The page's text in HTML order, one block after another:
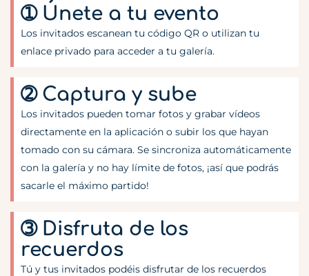
➀ Únete a tu evento
Los invitados escanean tu código QR o utilizan tu
enlace privado para acceder a tu galería.
➁ Captura y sube
Los invitados pueden tomar fotos y grabar vídeos
directamente en la aplicación o subir los que hayan
tomado con su cámara. Se sincroniza automáticamente
con la galería y no hay límite de fotos, ¡así que podrás
sacarle el máximo partido!
➂ Disfruta de los
recuerdos
Tú y tus invitados podéis disfrutar de los recuerdos